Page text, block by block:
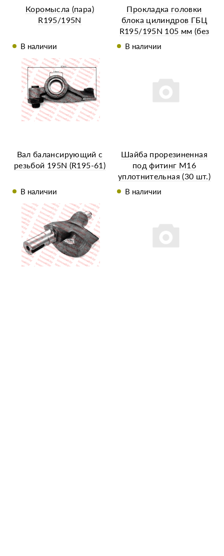
Коромысла (пара)
R195/195N
В наличии
Прокладка головки
блока цилиндров ГБЦ
R195/195N 105 мм (без
В наличии
Вал балансирующий с
резьбой 195N (R195-61)
В наличии
Шайба прорезиненная
под фитинг М16
уплотнительная (30 шт.)
В наличии